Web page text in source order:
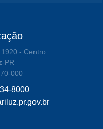
- Centro
PR
000
8000